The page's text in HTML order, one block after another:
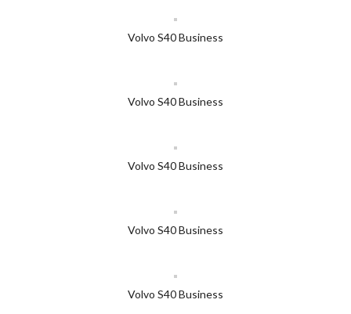
Volvo S40 Business
Volvo S40 Business
Volvo S40 Business
Volvo S40 Business
Volvo S40 Business